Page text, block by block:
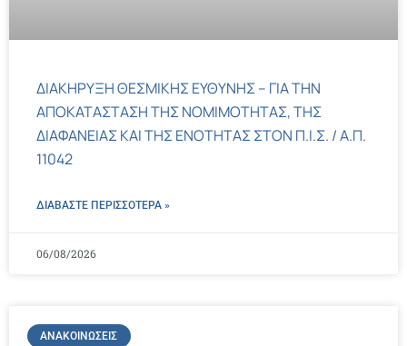
ΔΙΑΚΗΡΥΞΗ ΘΕΣΜΙΚΗΣ ΕΥΘΥΝΗΣ – ΓΙΑ ΤΗΝ
ΑΠΟΚΑΤΑΣΤΑΣΗ ΤΗΣ ΝΟΜΙΜΟΤΗΤΑΣ, ΤΗΣ
ΔΙΑΦΑΝΕΙΑΣ ΚΑΙ ΤΗΣ ΕΝΟΤΗΤΑΣ ΣΤΟΝ Π.Ι.Σ. / Α.Π.
11042
ΔΙΑΒΑΣΤΕ ΠΕΡΙΣΣΌΤΕΡΑ »
06/08/2026
ΑΝΑΚΟΙΝΏΣΕΙΣ